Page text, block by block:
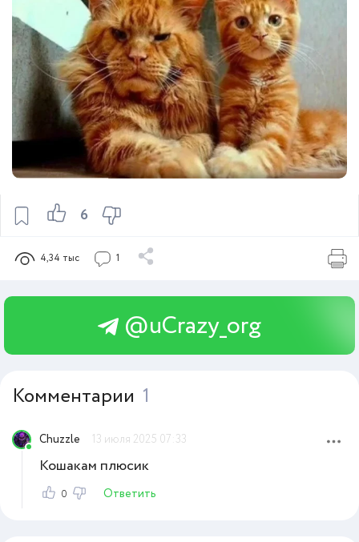
6
4,34 тыс 1
@uCrazy_org
Комментарии 1
Chuzzle 13 июля 2025 07:33
Кошакам плюсик
0 Ответить